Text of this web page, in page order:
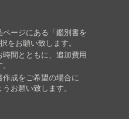
ージにある「鑑別書を
をお願い致します。
間とともに、追加費用
成をご希望の場合に
お願い致します。